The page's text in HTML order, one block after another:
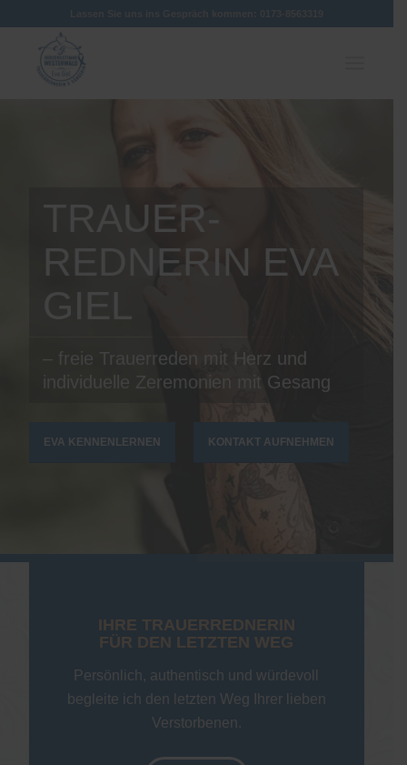
TRAUER-
REDNERIN EVA
GIEL
– freie Trauerreden mit Herz und
individuelle Zeremonien mit Gesang
EVA KENNENLERNEN KONTAKT AUFNEHMEN
IHRE TRAUERREDNERIN
FÜR DEN LETZTEN WEG
Persönlich, authentisch und würdevoll
begleite ich den letzten Weg Ihrer lieben
Verstorbenen.